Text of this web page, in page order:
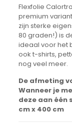
Flexfolie
premium
zijn sterke
80 graden!) is
ideaal voor het
ook t-shirts,
nog veel meer.
De afmeting
Wanneer je
deze aan één
cm x 400 cm